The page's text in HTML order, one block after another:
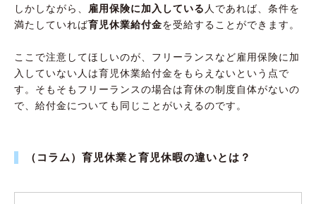
しかしながら、 雇用保険に加入している 人であれば、条件を
満たしていれば育児休業給付金を受給することができます。
ここで注意してほしいのが、フリーランスなど雇用保険に加
入していない人は育児休業給付金をもらえないという点で
す。そもそもフリーランスの場合は育休の制度自体がないの
で、給付金についても同じことがいえるのです。
（コラム）育児休業と育児休暇の違いとは？